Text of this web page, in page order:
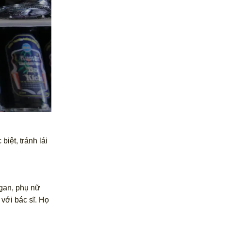
tránh lái
phụ nữ
bác sĩ. Họ